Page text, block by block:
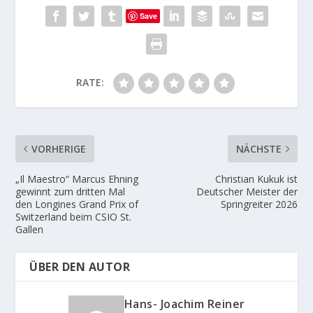
Save
RATE:
VORHERIGE
„Il Maestro“ Marcus Ehning
gewinnt zum dritten Mal
den Longines Grand Prix of
Switzerland beim CSIO St.
Gallen
NÄCHSTE
Christian Kukuk ist
Deutscher Meister der
Springreiter 2026
ÜBER DEN AUTOR
Hans- Joachim Reiner